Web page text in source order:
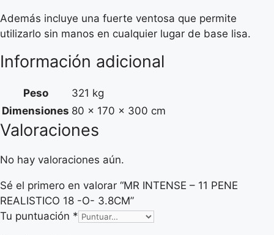
Además incluye una fuerte ventosa que permite
utilizarlo sin manos en cualquier lugar de base lisa.
Información adicional
Peso
321 kg
Dimensiones 80 × 170 × 300 cm
Valoraciones
No hay valoraciones aún.
Sé el primero en valorar “MR INTENSE – 11 PENE
REALISTICO 18 -O- 3.8CM”
Tu puntuación *